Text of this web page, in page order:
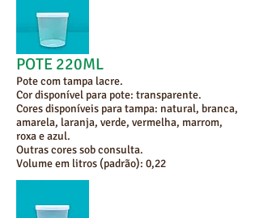
POTE 220ML
Pote com tampa lacre.
Cor disponível para pote: transparente.
Cores disponíveis para tampa: natural, branca,
amarela, laranja, verde, vermelha, marrom,
roxa e azul.
Outras cores sob consulta.
Volume em litros (padrão): 0,22